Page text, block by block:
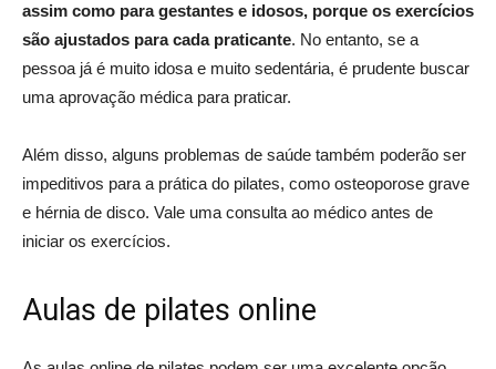
assim como para gestantes e idosos, porque os exercícios
são ajustados para cada praticante. No entanto, se a
pessoa já é muito idosa e muito sedentária, é prudente buscar
uma aprovação médica para praticar.
Além disso, alguns problemas de saúde também poderão ser
impeditivos para a prática do pilates, como osteoporose grave
e hérnia de disco. Vale uma consulta ao médico antes de
iniciar os exercícios.
Aulas de pilates online